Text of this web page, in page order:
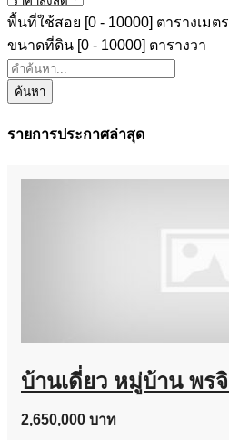
พื้นที่ใช้สอย [0 - 10000] ตารางเมตร
ขนาดที่ดิน [0 - 10000] ตารางวา
ค้นหา
รายการประกาศล่าสุด
2,650,000 บาท